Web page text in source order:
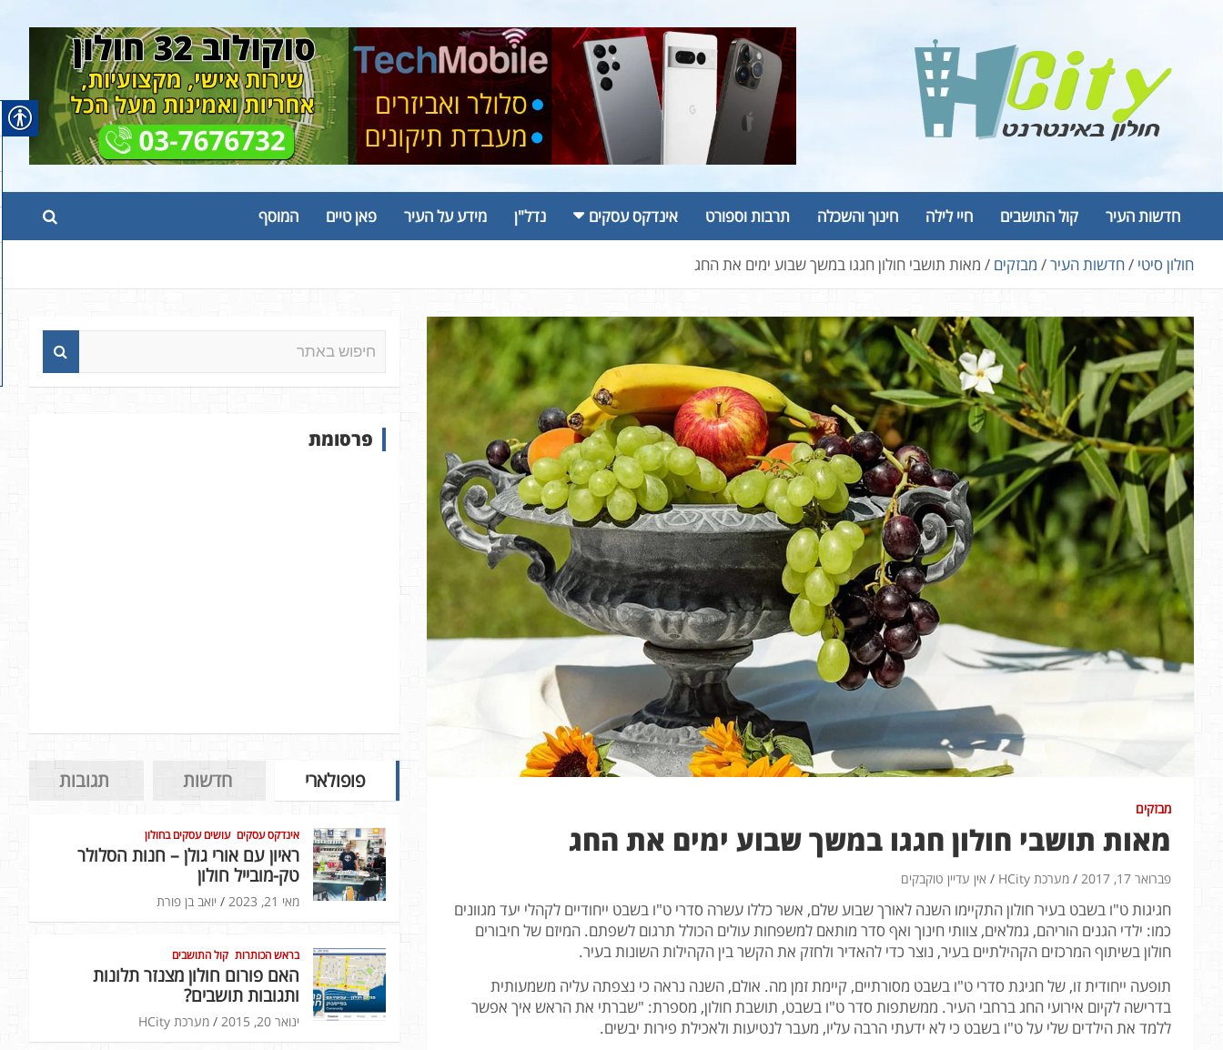
חדשות העיר קול התושבים חיי לילה חינוך והשכלה תרבות וספורט אינדקס עסקים נדל"ן מידע על העיר פאן טיים המוסף
חולון סיטי חדשות העיר מבזקים מאות תושבי חולון חגגו במשך שבוע ימים את החג
מבזקים
מאות תושבי חולון חגגו במשך שבוע ימים את החג
פברואר 17, 2017 מערכת HCity אין עדיין טוקבקים
חגיגות ט"ו בשבט בעיר חולון התקיימו השנה לאורך שבוע שלם, אשר כללו עשרה סדרי ט"ו בשבט ייחודיים לקהלי יעד מגוונים
כמו: ילדי הגנים הוריהם, גמלאים, צוותי חינוך ואף סדר מותאם למשפחות עולים הכולל תרגום לשפתם. המיזם של חיבורים
חולון בשיתוף המרכזים הקהילתיים בעיר, נוצר כדי להאדיר ולחזק את הקשר בין הקהילות השונות בעיר.
תופעה ייחודית זו, של חגיגת סדרי ט"ו בשבט מסורתיים, קיימת זמן מה. אולם, השנה נראה כי נצפתה עליה משמעותית
בדרישה לקיום אירועי החג ברחבי העיר. ממשתפות סדר ט"ו בשבט, תושבת חולון, מספרת: "שברתי את הראש איך אפשר
ללמד את הילדים שלי על ט"ו בשבט כי לא ידעתי הרבה עליו, מעבר לנטיעות ולאכילת פירות יבשים.
פ
ש
פרסומת
פופולארי חדשות תגובות
אינדקס עסקים עושים עסקים בחולון
ראיון עם אורי גולן – חנות הסלולר
טק-מובייל חולון
מאי 21, 2023 יואב בן פורת
בראש הכותרות קול התושבים
האם פורום חולון מצנזר תלונות
ותגובות תושבים?
ינואר 20, 2015 מערכת HCity